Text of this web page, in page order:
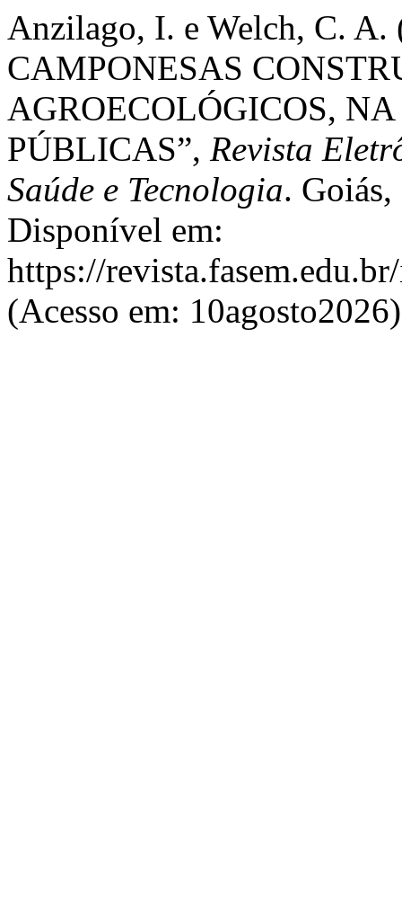
Anzilago, I. e Welch, C.
CAMPONESAS
AGROECOLÓGICOS,
PÚBLICAS”, Revista
Saúde e Tecnologia.
Disponível em:
https://
(Acesso em: